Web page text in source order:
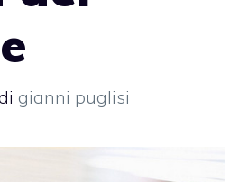
gianni puglisi